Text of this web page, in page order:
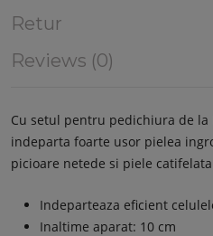
Retur
Reviews (0)
Cu setul pentru pedichiura de la
indeparta foarte usor pielea
picioare netede si piele
Indeparteaza eficient
Inaltime aparat: 10 cm